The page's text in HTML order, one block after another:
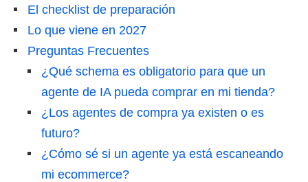
El checklist de preparación
Lo que viene en 2027
Preguntas Frecuentes
¿Qué schema es obligatorio para que un
agente de IA pueda comprar en mi tienda?
¿Los agentes de compra ya existen o es
futuro?
¿Cómo sé si un agente ya está escaneando
mi ecommerce?